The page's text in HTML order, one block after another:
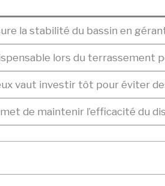
la stabilité du bassin en
lors du terrassement
vaut investir tôt pour éviter
de maintenir l’efficacité du